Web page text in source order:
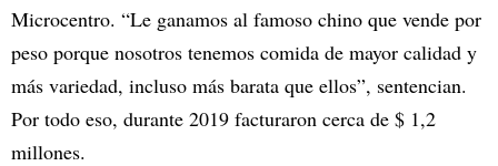
Microcentro. “Le ganamos al famoso chino que vende por
peso porque nosotros tenemos comida de mayor calidad y
más variedad, incluso más barata que ellos”, sentencian.
Por todo eso, durante 2019 facturaron cerca de $ 1,2
millones.